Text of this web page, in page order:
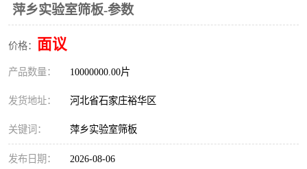
萍乡实验室筛板-参数
价格： 面议
产品数量： 10000000.00片
发货地址： 河北省石家庄裕华区
关键词： 萍乡实验室筛板
发布日期： 2026-08-06